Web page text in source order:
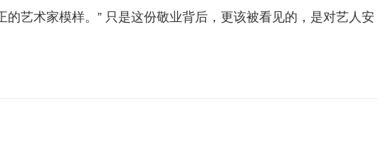
的艺术家模样。” 只是这份敬业背后，更该被看见的，是对艺人安